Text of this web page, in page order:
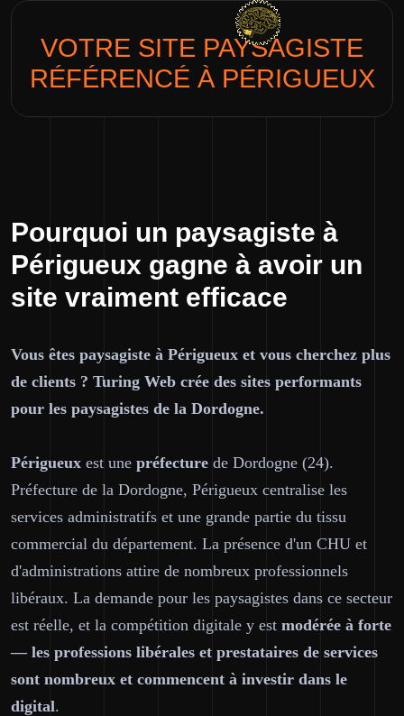
VOTRE SITE PAYSAGISTE
RÉFÉRENCÉ À PÉRIGUEUX
Pourquoi un paysagiste à
Périgueux gagne à avoir un
site vraiment efficace
Vous êtes paysagiste à Périgueux et vous cherchez plus
de clients ? Turing Web crée des sites performants
pour les paysagistes de la Dordogne.
Périgueux est une préfecture de Dordogne (24).
Préfecture de la Dordogne, Périgueux centralise les
services administratifs et une grande partie du tissu
commercial du département. La présence d'un CHU et
d'administrations attire de nombreux professionnels
libéraux. La demande pour les paysagistes dans ce secteur
est réelle, et la compétition digitale y est modérée à forte
— les professions libérales et prestataires de services
sont nombreux et commencent à investir dans le
digital.